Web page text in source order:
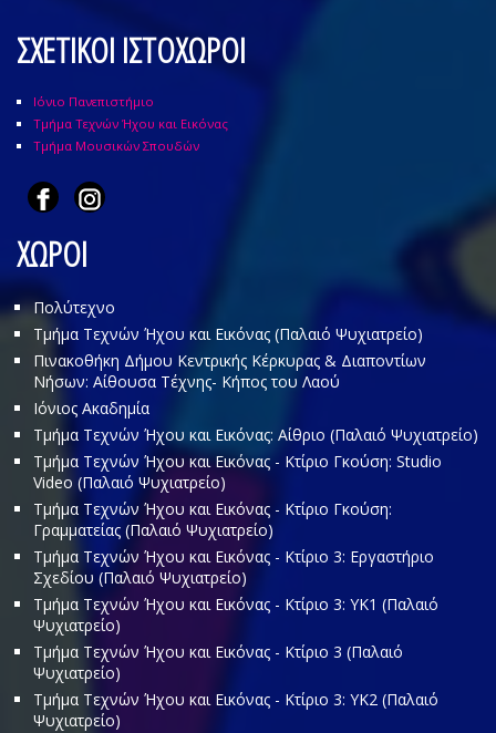
ΣΧΕΤΙΚΟΙ ΙΣΤΟΧΩΡΟΙ
Ιόνιο Πανεπιστήμιο
Τμήμα Τεχνών Ήχου και Εικόνας
Τμήμα Μουσικών Σπουδών
ΧΩΡΟΙ
Πολύτεχνο
Τμήμα Τεχνών Ήχου και Εικόνας (Παλαιό Ψυχιατρείο)
Πινακοθήκη Δήμου Κεντρικής Κέρκυρας & Διαποντίων
Νήσων: Αίθουσα Τέχνης- Κήπος του Λαού
Ιόνιος Ακαδημία
Τμήμα Τεχνών Ήχου και Εικόνας: Αίθριο (Παλαιό Ψυχιατρείο)
Τμήμα Τεχνών Ήχου και Εικόνας - Κτίριο Γκούση: Studio
Video (Παλαιό Ψυχιατρείο)
Τμήμα Τεχνών Ήχου και Εικόνας - Κτίριο Γκούση:
Γραμματείας (Παλαιό Ψυχιατρείο)
Τμήμα Τεχνών Ήχου και Εικόνας - Κτίριο 3: Εργαστήριο
Σχεδίου (Παλαιό Ψυχιατρείο)
Τμήμα Τεχνών Ήχου και Εικόνας - Κτίριο 3: ΥΚ1 (Παλαιό
Ψυχιατρείο)
Τμήμα Τεχνών Ήχου και Εικόνας - Κτίριο 3 (Παλαιό
Ψυχιατρείο)
Τμήμα Τεχνών Ήχου και Εικόνας - Κτίριο 3: ΥΚ2 (Παλαιό
Ψυχιατρείο)